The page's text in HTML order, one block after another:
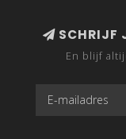
SCHRIJF
En blijf